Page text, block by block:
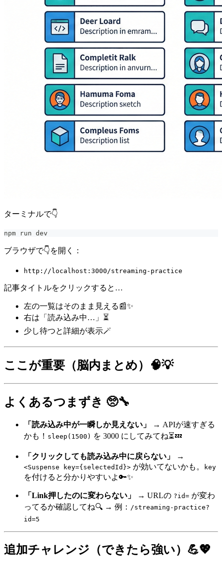
ターミナルで👇
npm run dev
ブラウザで👇を開く：
http://localhost:3000/streaming-practice
記事タイトルをクリックすると…
左の一覧はそのまま見える📰✨
右は「読み込み中…」⏳
少し待つと詳細が表示🪄
ここが重要（脳内まとめ）🧠💡
よくあるつまずき 🥺🔧
「読み込み中が一瞬しか見えない」
→ APIが速すぎる
かも！ sleep(1500) を 3000 にしてみてね⏳💤
「クリックしても読み込み中に戻らない」 →
<Suspense key={selectedId}> が効いてないかも。 key
を付けると分かりやすいよ🔑✨
「Link押したのに変わらない」 → URLの ?id= が変わ
ってるか確認してね🔍 → 例： /streaming-practice?
id=5
追加チャレンジ（できたら強い）💪💖